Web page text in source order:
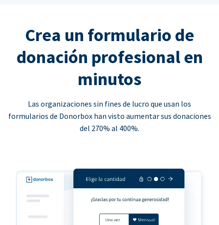
Crea un formulario de
donación profesional en
minutos
Las organizaciones sin fines de lucro que usan los
formularios de Donorbox han visto aumentar sus donaciones
del 270% al 400%.